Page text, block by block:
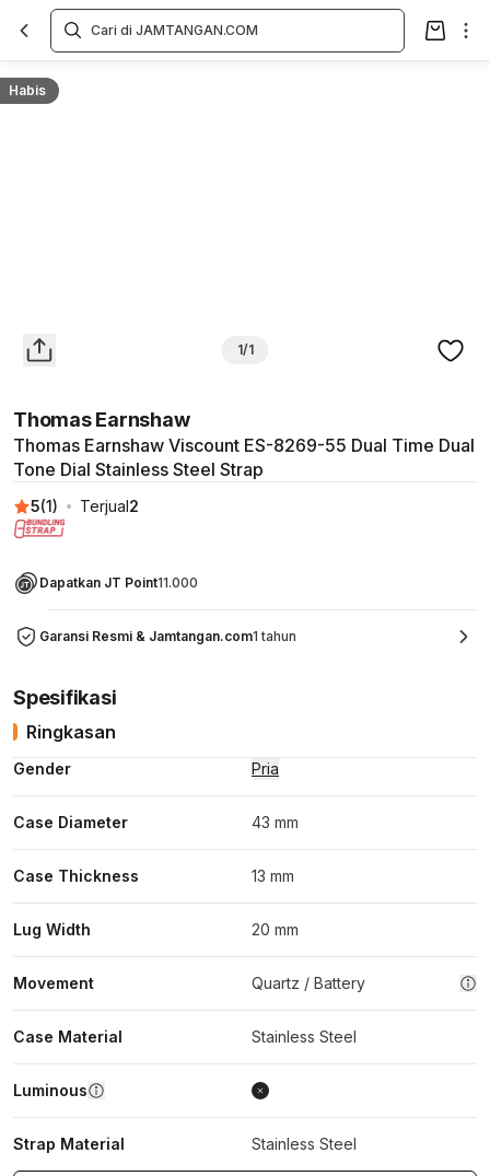
Habis
1/1
Thomas Earnshaw
Thomas Earnshaw Viscount ES-8269-55 Dual Time Dual
Tone Dial Stainless Steel Strap
5(1) Terjual2
Dapatkan JT Point11.000
Garansi Resmi & Jamtangan.com1 tahun
Overview
Spesifikasi
Ringkasan
Gender Pria
Case Diameter 43 mm
Case Thickness 13 mm
Lug Width 20 mm
Movement Quartz / Battery
Case Material Stainless Steel
Luminous
Strap Material Stainless Steel